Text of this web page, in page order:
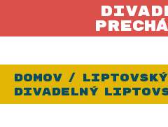
Domov
Divadelný